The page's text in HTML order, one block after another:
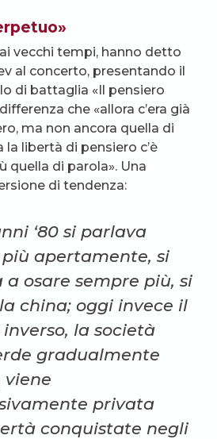
vecchi tempi, hanno detto
al concerto, presentando il
di battaglia «Il pensiero
che «allora c’era già
ma non ancora quella di
la libertà di pensiero c’è
quella di parola». Una
di tendenza:
‘80 si parlava
apertamente, si
a osare sempre più, si
china; oggi invece il
inverso, la società
gradualmente
viene
privata
conquistate negli